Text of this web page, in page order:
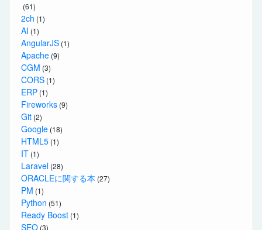
(61)
2ch (1)
AI (1)
AngularJS (1)
Apache (9)
CGM (3)
CORS (1)
ERP (1)
Fireworks (9)
Git (2)
Google (18)
HTML5 (1)
IT (1)
Laravel (28)
ORACLEに関する本 (27)
PM (1)
Python (51)
Ready Boost (1)
SEO (3)